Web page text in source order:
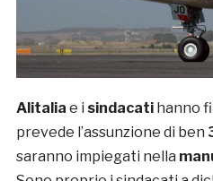
Alitalia e i sindacatihanno
prevede l’assunzione di ben
saranno impiegati nella